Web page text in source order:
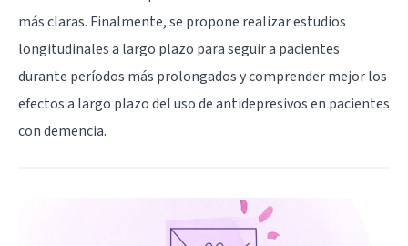
más claras. Finalmente, se propone realizar estudios
longitudinales a largo plazo para seguir a pacientes
durante períodos más prolongados y comprender mejor los
efectos a largo plazo del uso de antidepresivos en pacientes
con demencia.